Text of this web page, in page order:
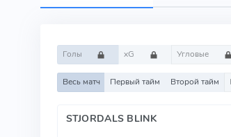
Голы xG Угловые
Весь матч Первый тайм Второй тайм
STJORDALS BLINK